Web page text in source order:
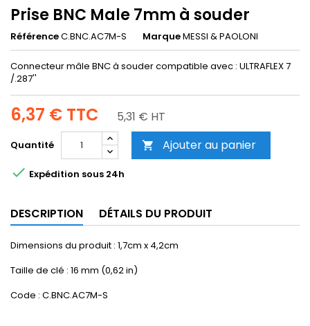
Prise BNC Male 7mm à souder
RéférenceC.BNC.AC7M-S MarqueMESSI & PAOLONI
Connecteur mâle BNC à souder compatible avec : ULTRAFLEX 7
/.287''
6,37 € TTC 5,31 € HT
Quantité  Ajouter au panier
 Expédition sous 24h
DESCRIPTION DÉTAILS DU PRODUIT
Dimensions du produit : 1,7cm x 4,2cm
Taille de clé : 16 mm (0,62 in)
Code : C.BNC.AC7M-S